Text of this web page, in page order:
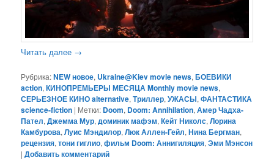
Читать далее →
Рубрика:NEW новое, Ukraine@Kiev movie news,БОЕВИКИ
action,КИНОПРЕМЬЕРЫ МЕСЯЦА Monthly movie news,
СЕРЬЕЗНОЕ КИНО alternative,Триллер,УЖАСЫ,ФАНТАСТИКА
science-fiction | Метки: Doom, Doom: Annihilation,Амер Чадха-
Пател,Джемма Мур,доминик мафэм,Кейт Николс,Лорина
Камбурова,Луис Мэндилор,Люк Аллен-Гейл,Нина Бергман,
рецензия,тони гиглио,фильм Doom: Аннигиляция,Эми Мэнсон
|Добавить комментарий